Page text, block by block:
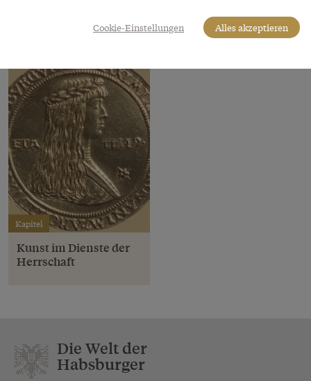
Kunsthistorisches Museum Wien
Kapitel
Kunst im Dienste der
Herrschaft
Die Welt der
Habsburger
Cookie-Einstellungen Alles akzeptieren